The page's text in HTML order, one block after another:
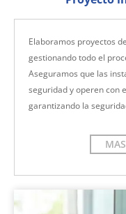
Elaboramos proyectos
gestionando todo el
Aseguramos que las
seguridad y operen con
garantizando la